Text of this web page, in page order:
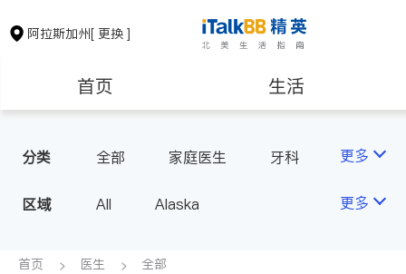
阿拉斯加州[ 更换 ]
首页 生活
保险理财
建筑装修
分类 全部 家庭医生
牙科
更多
区域 All Alaska 更多
首页 医生 全部